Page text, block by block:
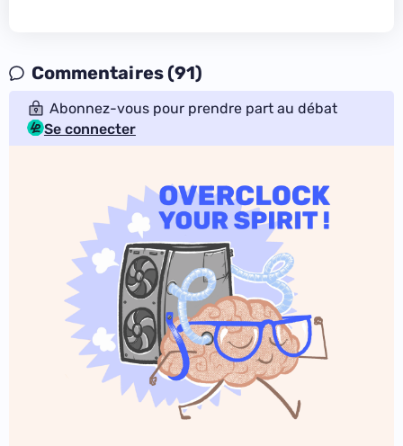
Commentaires (91)
Abonnez-vous pour prendre part au débat
Se connecter